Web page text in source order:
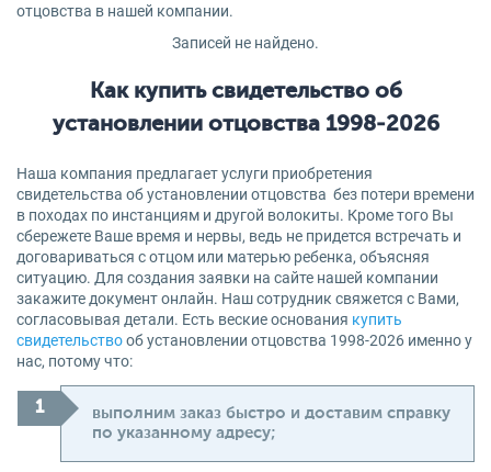
отцовства в нашей компании.
Записей не найдено.
Как купить свидетельство об
установлении отцовства 1998-2026
Наша компания предлагает услуги приобретения
свидетельства об установлении отцовства без потери времени
в походах по инстанциям и другой волокиты. Кроме того Вы
сбережете Ваше время и нервы, ведь не придется встречать и
договариваться с отцом или матерью ребенка, объясняя
ситуацию. Для создания заявки на сайте нашей компании
закажите документ онлайн. Наш сотрудник свяжется с Вами,
согласовывая детали. Есть веские основания купить
свидетельствооб установлении отцовства 1998-2026 именно у
нас, потому что:
выполним заказ быстро и доставим справку
по указанному адресу;